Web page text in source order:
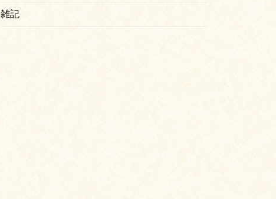
雑記